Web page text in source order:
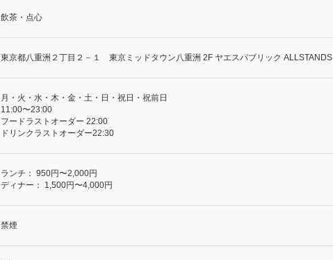
飲茶・点心
東京都八重洲２丁目２－１ 東京ミッドタウン八重洲 2F ヤエスパブリック ALLSTANDS
月・火・水・木・金・土・日・祝日・祝前日
11:00〜23:00
フードラストオーダー 22:00
ドリンクラストオーダー22:30
ランチ： 950円〜2,000円
ディナー：
1,500円〜4,000円
禁煙